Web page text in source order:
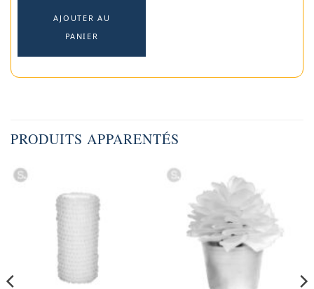
AJOUTER AU
PANIER
PRODUITS APPARENTÉS